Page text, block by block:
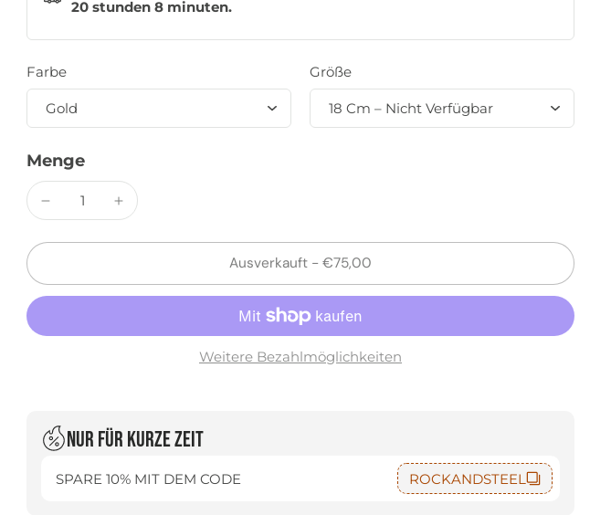
20 stunden 8 minuten.
Farbe Größe
Menge
Ausverkauft - €75,00
Weitere Bezahlmöglichkeiten
Nur für kurze Zeit
SPARE 10% MIT DEM CODE ROCKANDSTEEL